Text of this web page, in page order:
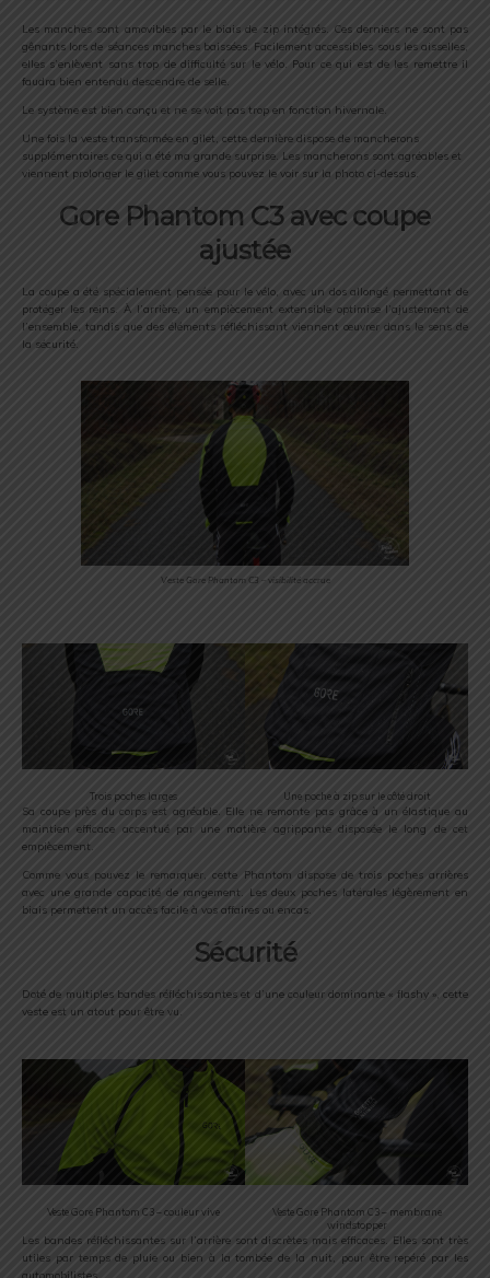
Les manches sont amovibles par le biais de zip intégrés. Ces derniers ne sont pas
gênants lors de séances manches baissées. Facilement accessibles sous les aisselles,
elles s’enlèvent sans trop de difficulté sur le vélo. Pour ce qui est de les remettre il
faudra bien entendu descendre de selle.
Le système est bien conçu et ne se voit pas trop en fonction hivernale.
Une fois la veste transformée en gilet, cette dernière dispose de mancherons
supplémentaires ce qui a été ma grande surprise. Les mancherons sont agréables et
viennent prolonger le gilet comme vous pouvez le voir sur la photo ci-dessus.
Gore Phantom C3 avec coupe
ajustée
La coupe a été spécialement pensée pour le vélo, avec un dos allongé permettant de
protéger les reins. À l’arrière, un empiècement extensible optimise l’ajustement de
l’ensemble, tandis que des éléments réfléchissant viennent œuvrer dans le sens de
la sécurité.
Veste Gore Phantom C3 – visibilité accrue
Trois poches larges Une poche à zip sur le côté droit
Sa coupe près du corps est agréable. Elle ne remonte pas grâce à un élastique au
maintien efficace accentué par une matière agrippante disposée le long de cet
empiècement.
Comme vous pouvez le remarquer, cette Phantom dispose de trois poches arrières
avec une grande capacité de rangement. Les deux poches latérales légèrement en
biais permettent un accès facile à vos affaires ou encas.
Sécurité
Doté de multiples bandes réfléchissantes et d’une couleur dominante « flashy », cette
veste est un atout pour être vu.
Veste Gore Phantom C3 – couleur vive
Veste Gore Phantom C3 – membrane
windstopper
Les bandes réfléchissantes sur l’arrière sont discrètes mais efficaces. Elles sont très
utiles par temps de pluie ou bien à la tombée de la nuit, pour être repéré par les
automobilistes.